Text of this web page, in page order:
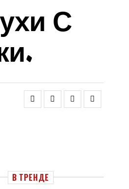
С
В ТРЕНДЕ